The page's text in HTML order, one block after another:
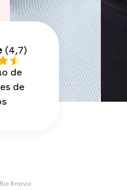
(4,7)
de
de
Branco